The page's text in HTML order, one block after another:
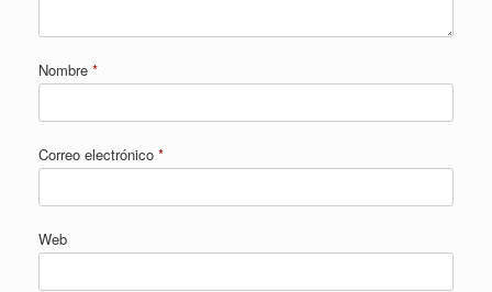
Nombre *
Correo electrónico *
Web